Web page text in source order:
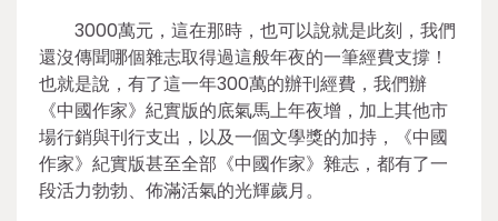
3000萬元，這在那時，也可以說就是此刻，我們
還沒傳聞哪個雜志取得過這般年夜的一筆經費支撐！
也就是說，有了這一年300萬的辦刊經費，我們辦
《中國作家》紀實版的底氣馬上年夜增，加上其他市
場行銷與刊行支出，以及一個文學獎的加持，《中國
作家》紀實版甚至全部《中國作家》雜志，都有了一
段活力勃勃、佈滿活氣的光輝歲月。